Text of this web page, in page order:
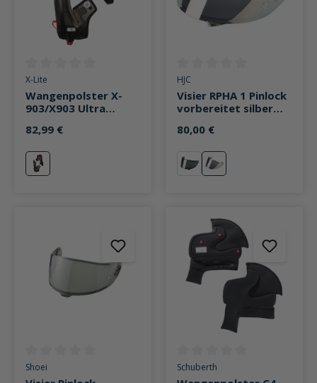
Durchschnittliche Bewertung von 0 von 5 Sternen
X-Lite
Wangenpolster X-
903/X903 Ultra
82,99 €
neutral
Durchschnittliche Bewertung
HJC
Visier RPHA 1 Pinlock
vorbereitet silber
80,00 €
stark getönt
silber verspiegelt
Durchschnittliche Bewertung von 0 von 5 Sternen
Shoei Durchschnittliche Bewertung
Schuberth